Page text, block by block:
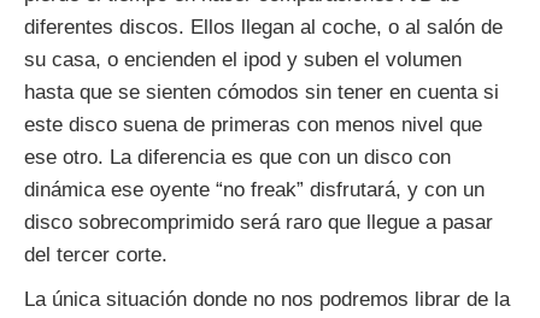
diferentes discos. Ellos llegan al coche, o al salón de
su casa, o encienden el ipod y suben el volumen
hasta que se sienten cómodos sin tener en cuenta si
este disco suena de primeras con menos nivel que
ese otro. La diferencia es que con un disco con
dinámica ese oyente “no freak” disfrutará, y con un
disco sobrecomprimido será raro que llegue a pasar
del tercer corte.
La única situación donde no nos podremos librar de la